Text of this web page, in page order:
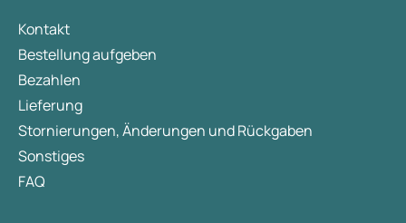
Gewichtsreduktion, indem sie beispielsweise
den Appetit zügeln oder die Fettaufnahme
verringern? In diesem Artikel erfahren Sie,
wie Bewegung und Schlaf zur
Gewichtsabnahme beitragen und wie Sie
diese Faktoren für einen gesünderen
Kontakt
Bestellung aufgeben
Bezahlen
Lieferung
Stornierungen, Änderungen und Rückgaben
Sonstiges
FAQ